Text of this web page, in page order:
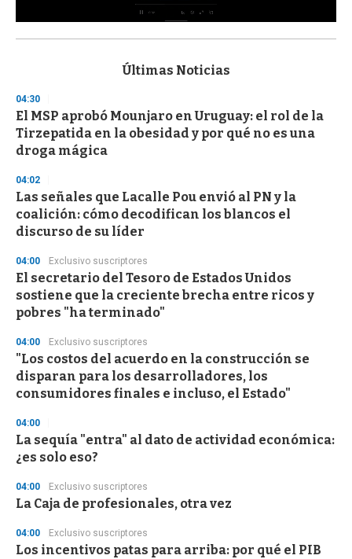
s
d
s
o
f
3
s
e
c
o
n
Últimas Noticias
04:30
El MSP aprobó Mounjaro en Uruguay: el rol de la
Tirzepatida en la obesidad y por qué no es una
droga mágica
04:02
Las señales que Lacalle Pou envió al PN y la
coalición: cómo decodifican los blancos el
discurso de su líder
04:00 Exclusivo suscriptores
El secretario del Tesoro de Estados Unidos
sostiene que la creciente brecha entre ricos y
pobres "ha terminado"
04:00 Exclusivo suscriptores
"Los costos del acuerdo en la construcción se
disparan para los desarrolladores, los
consumidores finales e incluso, el Estado"
04:00
La sequía "entra" al dato de actividad económica:
¿es solo eso?
04:00 Exclusivo suscriptores
La Caja de profesionales, otra vez
04:00 Exclusivo suscriptores
Los incentivos patas para arriba: por qué el PIB